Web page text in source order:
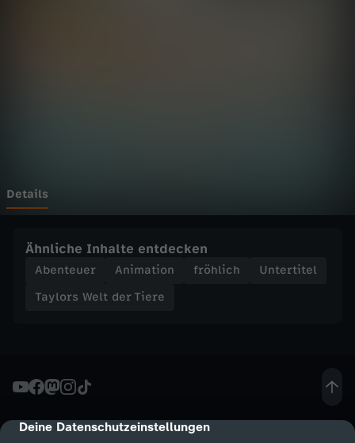
cmp-dialog-description
Deine Datenschutzeinstellungen
e
T
r
e
Details
Ähnliche Inhalte entdecken
Abenteuer Animation fröhlich
Untertitel
Taylors Welt der Tiere